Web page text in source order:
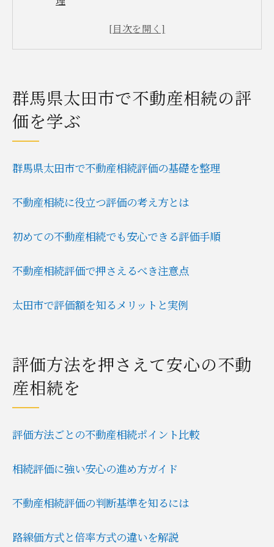
不動産相続に役立つ評価の考え方とは
太田市で評価額を知るメリットと実例
評価方法を押さえて安心の不動産相続を
相続評価に強い安心の進め方ガイド
路線価方式と倍率方式の違いを解説
不動産相続評価で重視すべきポイント一覧
土地や建物評価の違いと注意点
不動産相続なら知っておきたい手続きと評価
不動産相続手続きと評価の流れ一覧
太田市の証明書取得と評価の関係
不動産相続の評価と登記の進め方
太田市でスムーズに進める相続評価の流れ
行政センター活用で評価が楽になる理由
群馬県太田市で不動産相続の評
価を学ぶ
群馬県太田市で不動産相続評価の基礎を整理
不動産相続に役立つ評価の考え方とは
初めての不動産相続でも安心できる評価手順
不動産相続評価で押さえるべき注意点
太田市で評価額を知るメリットと実例
評価方法を押さえて安心の不動
産相続を
評価方法ごとの不動産相続ポイント比較
相続評価に強い安心の進め方ガイド
不動産相続評価の判断基準を知るには
路線価方式と倍率方式の違いを解説